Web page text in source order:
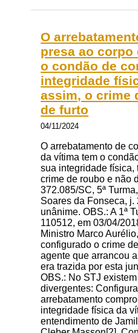
O
presa ao corpo
o condão de
integridade
assim, o crime
de furto
04/11/2024
O arrebatamento de
da vítima tem o
sua integridade física,
crime de roubo e não
372.085/SC, 5ª
Soares da Fonseca,
unânime. OBS.: A 1ª
110512, em 03/04/
Ministro Marco
configurado o crime
agente que arrancou
era trazida por esta
OBS.: No STJ
divergentes:
arrebatamento
integridade física da
entendimento de